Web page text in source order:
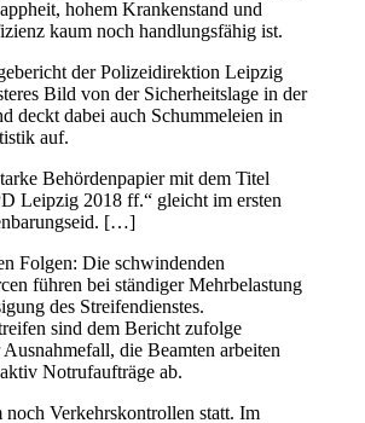
hohem Krankenstand und
kaum noch handlungsfähig ist.
der Polizeidirektion Leipzig
Bild von der Sicherheitslage in der
deckt dabei auch Schummeleien in
auf.
Behördenpapier mit dem Titel
Leipzig 2018 ff.“ gleicht im ersten
[…]
Folgen: Die schwindenden
führen bei ständiger Mehrbelastung
des Streifendienstes.
sind dem Bericht zufolge
die Beamten arbeiten
Notrufaufträge ab.
noch Verkehrskontrollen statt. Im